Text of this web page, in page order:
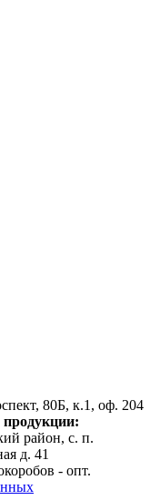
80Б, к.1, оф. 204
продукции:
район, с. п.
д. 41
- опт.